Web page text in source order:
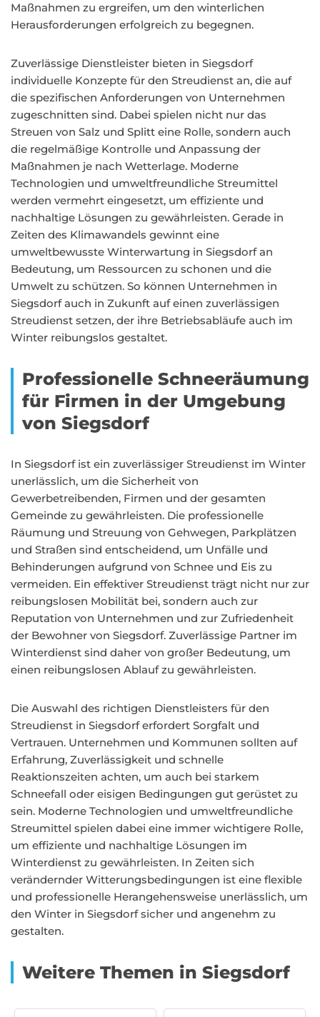
Maßnahmen zu ergreifen, um den winterlichen
Herausforderungen erfolgreich zu begegnen.
Zuverlässige Dienstleister bieten in Siegsdorf
individuelle Konzepte für den Streudienst an, die auf
die spezifischen Anforderungen von Unternehmen
zugeschnitten sind. Dabei spielen nicht nur das
Streuen von Salz und Splitt eine Rolle, sondern auch
die regelmäßige Kontrolle und Anpassung der
Maßnahmen je nach Wetterlage. Moderne
Technologien und umweltfreundliche Streumittel
werden vermehrt eingesetzt, um effiziente und
nachhaltige Lösungen zu gewährleisten. Gerade in
Zeiten des Klimawandels gewinnt eine
umweltbewusste Winterwartung in Siegsdorf an
Bedeutung, um Ressourcen zu schonen und die
Umwelt zu schützen. So können Unternehmen in
Siegsdorf auch in Zukunft auf einen zuverlässigen
Streudienst setzen, der ihre Betriebsabläufe auch im
Winter reibungslos gestaltet.
Professionelle Schneeräumung
für Firmen in der Umgebung
von Siegsdorf
In Siegsdorf ist ein zuverlässiger Streudienst im Winter
unerlässlich, um die Sicherheit von
Gewerbetreibenden, Firmen und der gesamten
Gemeinde zu gewährleisten. Die professionelle
Räumung und Streuung von Gehwegen, Parkplätzen
und Straßen sind entscheidend, um Unfälle und
Behinderungen aufgrund von Schnee und Eis zu
vermeiden. Ein effektiver Streudienst trägt nicht nur zur
reibungslosen Mobilität bei, sondern auch zur
Reputation von Unternehmen und zur Zufriedenheit
der Bewohner von Siegsdorf. Zuverlässige Partner im
Winterdienst sind daher von großer Bedeutung, um
einen reibungslosen Ablauf zu gewährleisten.
Die Auswahl des richtigen Dienstleisters für den
Streudienst in Siegsdorf erfordert Sorgfalt und
Vertrauen. Unternehmen und Kommunen sollten auf
Erfahrung, Zuverlässigkeit und schnelle
Reaktionszeiten achten, um auch bei starkem
Schneefall oder eisigen Bedingungen gut gerüstet zu
sein. Moderne Technologien und umweltfreundliche
Streumittel spielen dabei eine immer wichtigere Rolle,
um effiziente und nachhaltige Lösungen im
Winterdienst zu gewährleisten. In Zeiten sich
verändernder Witterungsbedingungen ist eine flexible
und professionelle Herangehensweise unerlässlich, um
den Winter in Siegsdorf sicher und angenehm zu
gestalten.
Weitere Themen in Siegsdorf